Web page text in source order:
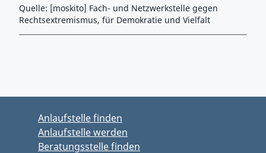
Quelle: [moskito] Fach- und Netzwerkstelle gegen
Rechtsextremismus, für Demokratie und Vielfalt
Anlaufstelle finden
Anlaufstelle werden
Beratungsstelle finden